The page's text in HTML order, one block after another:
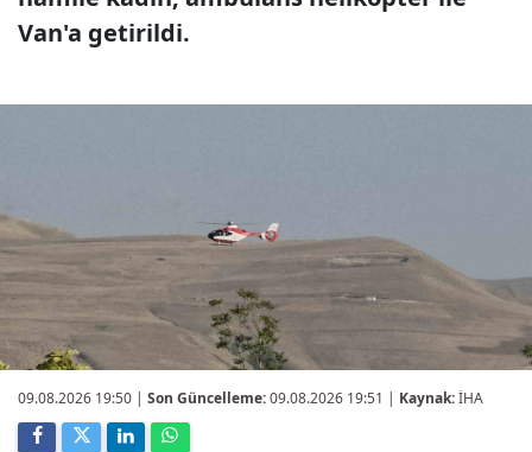
Van'a getirildi.
09.08.2026 19:50 | Son Güncelleme:09.08.2026 19:51 | Kaynak:İHA